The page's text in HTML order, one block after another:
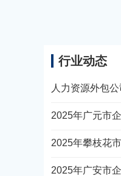
行业动态
人力资源外包
2025年广元市
2025年攀枝花
2025年广安市